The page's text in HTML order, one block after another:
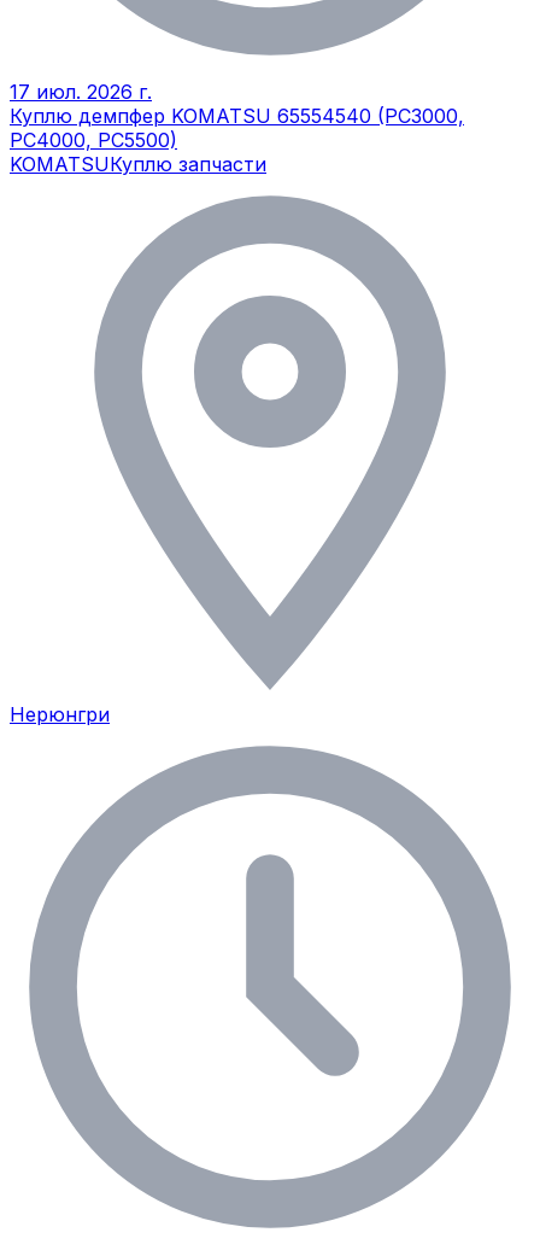
17 июл. 2026 г.
Куплю демпфер KOMATSU 65554540 (PC3000,
PC4000, PC5500)
KOMATSUКуплю запчасти
Нерюнгри